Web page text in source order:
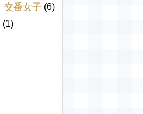
番女子 (6)
(1)